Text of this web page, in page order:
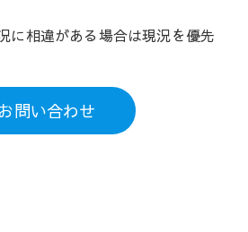
に相違がある場合は現況を優先
お問い合わせ